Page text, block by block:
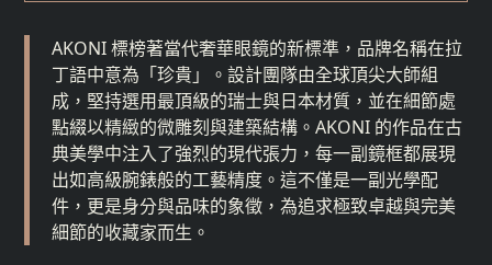
AKONI 標榜著當代奢華眼鏡的新標準，品牌名稱在拉
丁語中意為「珍貴」。設計團隊由全球頂尖大師組
成，堅持選用最頂級的瑞士與日本材質，並在細節處
點綴以精緻的微雕刻與建築結構。AKONI 的作品在古
典美學中注入了強烈的現代張力，每一副鏡框都展現
出如高級腕錶般的工藝精度。這不僅是一副光學配
件，更是身分與品味的象徵，為追求極致卓越與完美
細節的收藏家而生。